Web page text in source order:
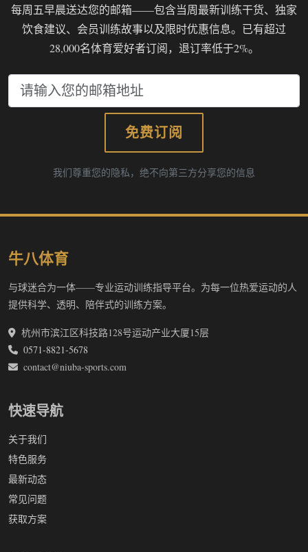
每周五早晨送达您的邮箱——包含当周最新训练干货、独家
饮食建议、会员训练故事以及限时优惠信息。已有超过
28,000名体育爱好者订阅，退订率低于2%。
免费订阅
我们尊重您的隐私，绝不向第三方分享您的信息
牛八体育
与球迷合为一体——专业运动训练指导平台。为每一位热爱运动的人
提供科学、透明、陪伴式的训练方案。
杭州市滨江区科技路128号运动产业大厦15层
0571-8821-5678
contact@niuba-sports.com
快速导航
关于我们
特色服务
最新动态
常见问题
获取方案